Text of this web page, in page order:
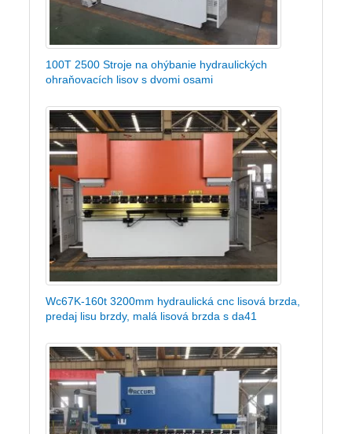
100T 2500 Stroje na ohýbanie hydraulických
ohraňovacích lisov s dvomi osami
Wc67K-160t 3200mm hydraulická cnc lisová brzda,
predaj lisu brzdy, malá lisová brzda s da41